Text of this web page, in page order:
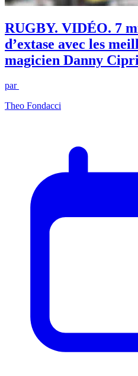
RUGBY. VIDÉO. 7
d’extase avec les
magicien Danny
par
Theo Fondacci